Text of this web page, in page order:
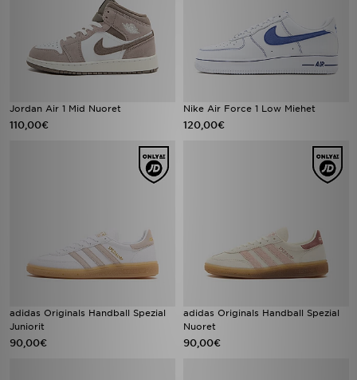
Jordan Air 1 Mid Nuoret
110,00€
Nike Air Force 1 Low Miehet
120,00€
adidas Originals Handball Spezial
Juniorit
90,00€
adidas Originals Handball Spezial
Nuoret
90,00€